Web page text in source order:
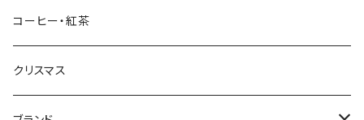
スポンジ・スポンジワイプ
ペーパーナプキン
キャンドルホルダー
ポスター
コーヒー・紅茶
クリスマス